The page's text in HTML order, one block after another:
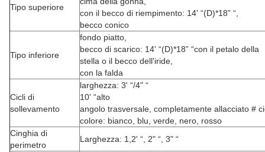
Tipo superiore
con il becco di riempimento: 14' “(D)*18” “,
becco conico
Tipo inferiore
fondo piatto,
becco di scarico: 14' “(D)*18” “con il petalo della
stella o il becco dell'iride,
con la falda
Cicli di
sollevamento
larghezza: 3' “/4" “
10' “alto
angolo trasversale, completamente allacciato #
colore: bianco, blu, verde, nero, rosso
Cinghia di
perimetro
Larghezza: 1,2' “, 2" “, 3" “